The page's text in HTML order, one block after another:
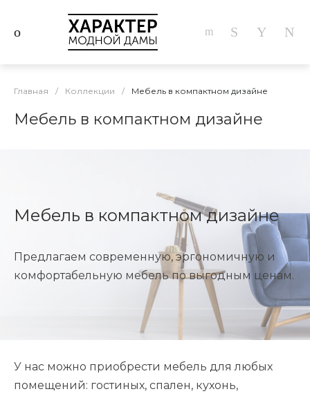
Главная / Коллекции / Мебель в компактном дизайне
Мебель в компактном дизайне
Мебель в компактном дизайне
Предлагаем современную, эргономичную и
комфортабельную мебель по выгодным ценам.
У нас можно приобрести мебель для любых
помещений: гостиных, спален, кухонь,